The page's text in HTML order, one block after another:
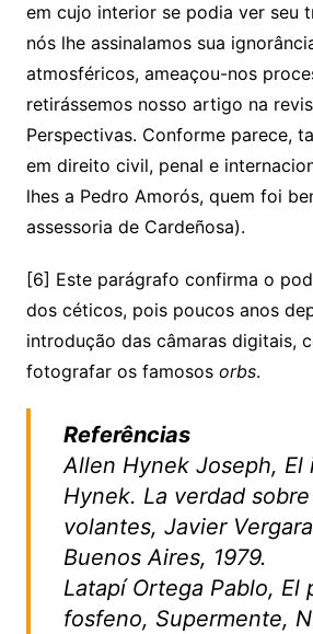
em cujo interior se podia ver seu
nós lhe assinalamos sua
atmosféricos, ameaçou-nos
retirássemos nosso artigo na
Perspectivas. Conforme parece,
em direito civil, penal e
lhes a Pedro Amorós, quem foi
assessoria de Cardeñosa).
[6] Este parágrafo confirma o
dos céticos, pois poucos anos
introdução das câmaras digitais,
fotografar os famosos orbs.
Referências
Allen Hynek Joseph, El
Hynek. La verdad
volantes, Javier
Buenos Aires, 1979.
Latapí Ortega Pablo, El
fosfeno, Supermente,